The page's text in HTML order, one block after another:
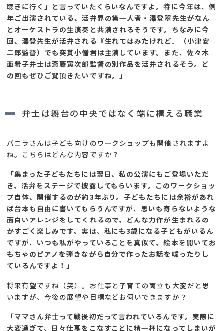
聴きに行く」と言っていたくらいなんですよ。特に今年は、例
年ご出演されている、活弁界の第一人者・澤登翠先生がなん
とオーケストラの生演奏と共演されるそうです。ちなみに今
回、澤登先生が活弁される『生れてはみたけれど』（小津安
二郎監督）でも突貫小僧君は主演しています。また、佐々木
亜希子弁士は斎藤寅次郎監督の別作品を活弁されるそう。ど
の回もぜひご覧頂きたいですね。」
弁士は舞台の中央ではなく端に構える職業
バニラさんは子ども向けのワークショップも開催されますよ
ね。こちらはどんな内容ですか？
「集まった子どもたちには翌日、私の公演にもご登場いただ
き、活弁をステージで披露してもらいます。このワークショッ
プ自体、開催するのが約3年ぶり。子どもたちには余裕があれ
ば台本も自由に書いてもらうんですが、思いも寄らないような
面白いアレンジをしてくれるので、どんな力作が生まれるの
かすごく楽しみです。実は、私にも3歳になる子どもがいるん
ですが、いつも私がやっていることを真似て、絵本を開いてお
もちゃのピアノを弾きながら自分で作ったお話を喋ったりし
ているんですよ！」
将来有望ですね（笑）。お仕事と子育ての両立も大変だと思
いますが、今後の展望や目標などお伺いできますか？
「ママさん弁士って戦後初だって言われているんです。実際に
大変過ぎて、日々仕事をこなすことに精一杯になってしまいが